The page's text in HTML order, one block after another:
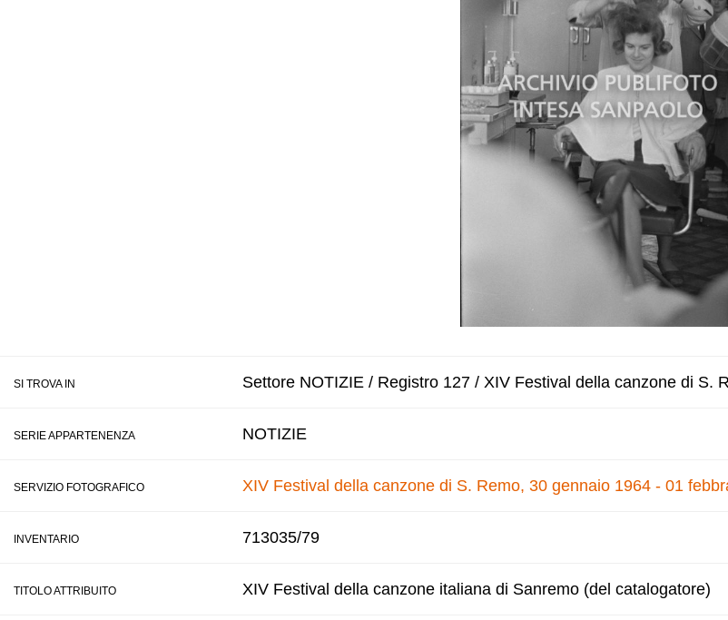
SI TROVA IN Settore NOTIZIE / Registro 127 / XIV Festival della canzone di S.
SERIE APPARTENENZA NOTIZIE
SERVIZIO FOTOGRAFICO XIV Festival della canzone di S. Remo, 30 gennaio 1964 - 01
INVENTARIO 713035/79
TITOLO ATTRIBUITO XIV Festival della canzone italiana di Sanremo (del catalogatore)